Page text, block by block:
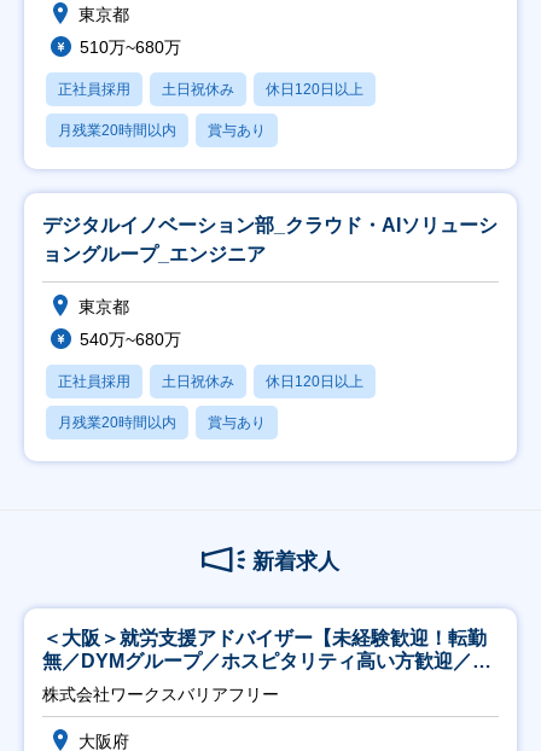
東京都
510万~680万
正社員採用 土日祝休み 休日120日以上
月残業20時間以内 賞与あり
デジタルイノベーション部_クラウド・AIソリューシ
ョングループ_エンジニア
東京都
540万~680万
正社員採用 土日祝休み 休日120日以上
月残業20時間以内 賞与あり
新着求人
＜大阪＞就労支援アドバイザー【未経験歓迎！転勤
無／DYMグループ／ホスピタリティ高い方歓迎／土
日祝】
株式会社ワークスバリアフリー
大阪府